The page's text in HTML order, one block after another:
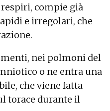
compie già
e irregolari, che
nei polmoni del
o ne entra una
che viene fatta
torace durante il